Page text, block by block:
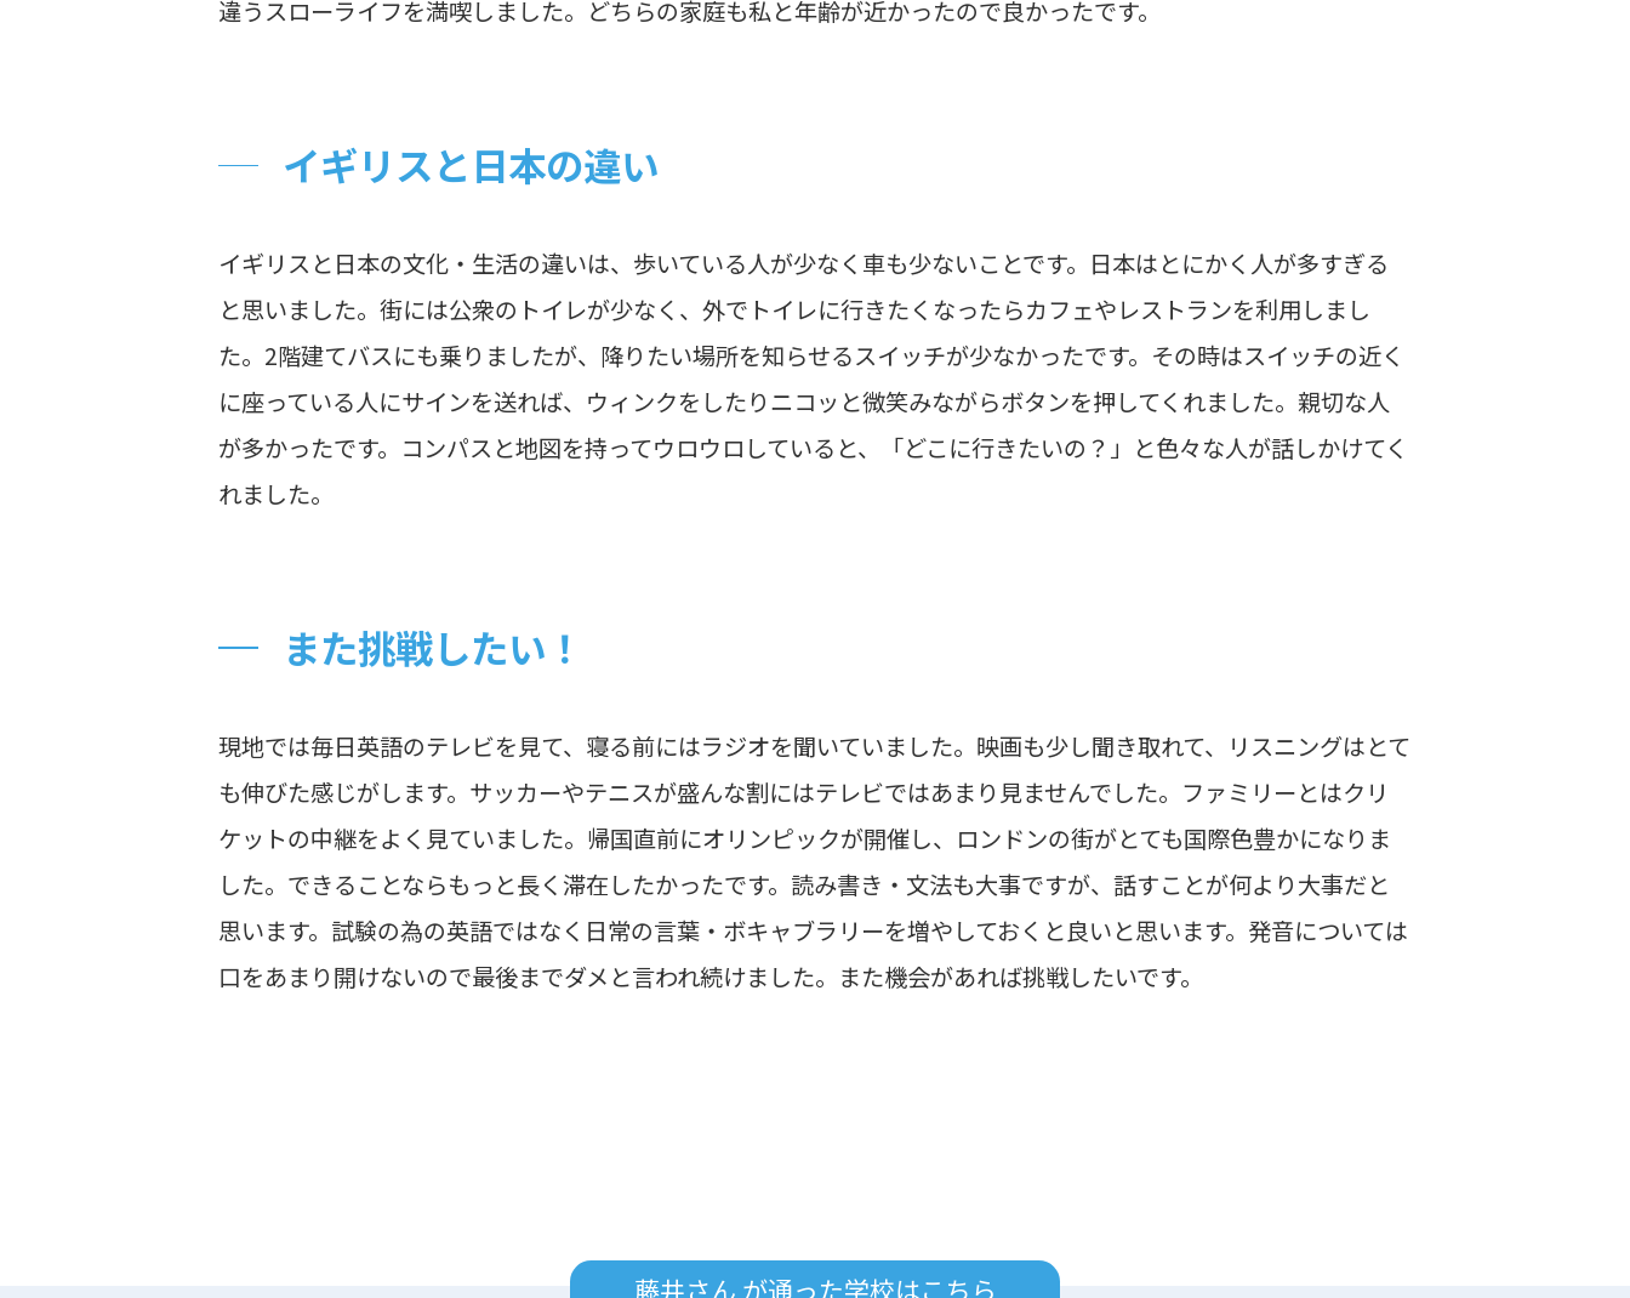
違うスローライフを満喫しました。どちらの家庭も私と年齢が近かったので良かったです。
イギリスと日本の違い
イギリスと日本の文化・生活の違いは、歩いている人が少なく車も少ないことです。日本はとにかく人が多すぎる
と思いました。街には公衆のトイレが少なく、外でトイレに行きたくなったらカフェやレストランを利用しまし
た。2階建てバスにも乗りましたが、降りたい場所を知らせるスイッチが少なかったです。その時はスイッチの近く
に座っている人にサインを送れば、ウィンクをしたりニコッと微笑みながらボタンを押してくれました。親切な人
が多かったです。コンパスと地図を持ってウロウロしていると、「どこに行きたいの？」と色々な人が話しかけてく
れました。
また挑戦したい！
現地では毎日英語のテレビを見て、寝る前にはラジオを聞いていました。映画も少し聞き取れて、リスニングはとて
も伸びた感じがします。サッカーやテニスが盛んな割にはテレビではあまり見ませんでした。ファミリーとはクリ
ケットの中継をよく見ていました。帰国直前にオリンピックが開催し、ロンドンの街がとても国際色豊かになりま
した。できることならもっと長く滞在したかったです。読み書き・文法も大事ですが、話すことが何より大事だと
思います。試験の為の英語ではなく日常の言葉・ボキャブラリーを増やしておくと良いと思います。発音については
口をあまり開けないので最後までダメと言われ続けました。また機会があれば挑戦したいです。
藤井さん が通った学校はこちら